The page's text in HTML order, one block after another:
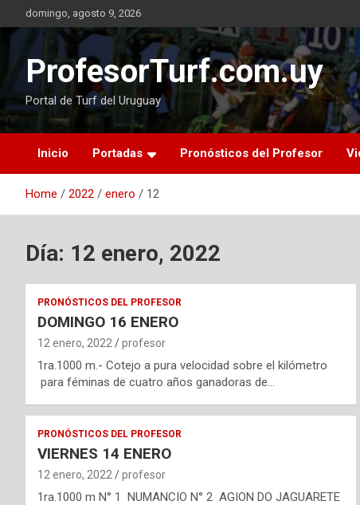
to
content
domingo, agosto 9, 2026
ProfesorTurf.com.uy
Portal de Turf del Uruguay
Inicio Portadas Pronósticos del Profesor
Home 2022 enero 12
Día: 12 enero, 2022
PRONÓSTICOS DEL PROFESOR
DOMINGO 16 ENERO
12 enero, 2022 profesor
1ra.1000 m.- Cotejo a pura velocidad sobre el kilómetro
para féminas de cuatro años ganadoras de…
PRONÓSTICOS DEL PROFESOR
VIERNES 14 ENERO
12 enero, 2022 profesor
1ra.1000 m N° 1 NUMANCIO N° 2 AGION DO JAGUARETE